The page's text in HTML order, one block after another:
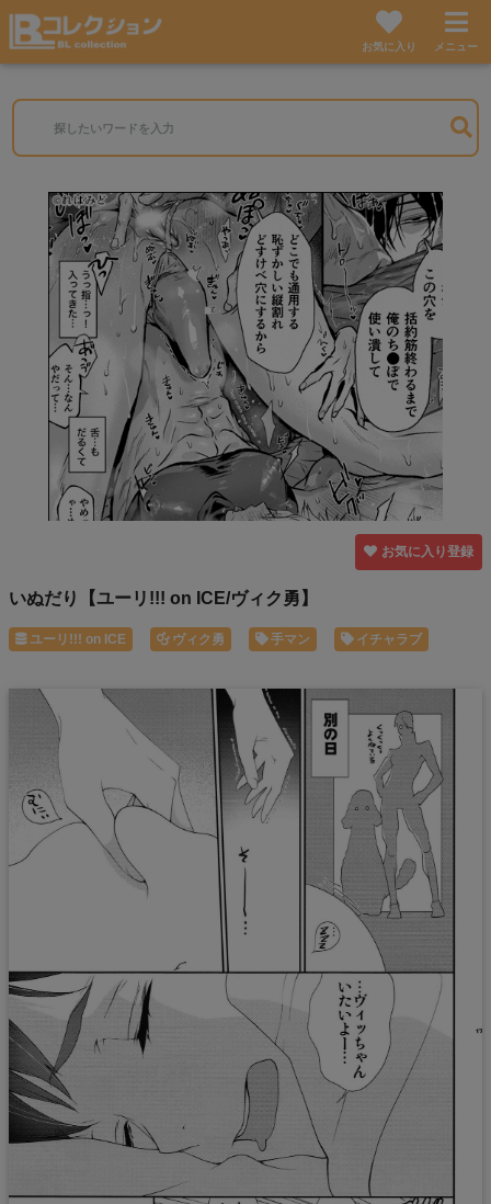
お気に入り メニュー
お気に入り登録
いぬだり【ユーリ!!! on ICE/ヴィク勇】
ユーリ!!! on ICE ヴィク勇 手マン イチャラブ